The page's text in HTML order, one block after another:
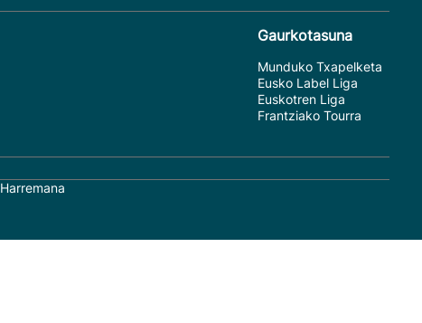
Gaurkotasuna
Munduko Txapelketa
Eusko Label Liga
Euskotren Liga
Frantziako Tourra
Harremana